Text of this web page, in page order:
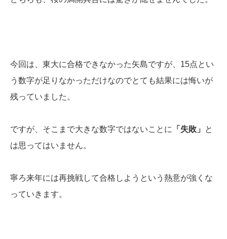
今回は、東大に合格できなかった矢島ですが、15点とい
う数字が足りなかっただけなのでとても結果には悔いが
残っていました。
ですが、そこまで大きな数字ではないことに 「失敗」
と
は思ってはいません。
寧ろ来年には再挑戦して合格しようという熱意が強くな
っていきます。